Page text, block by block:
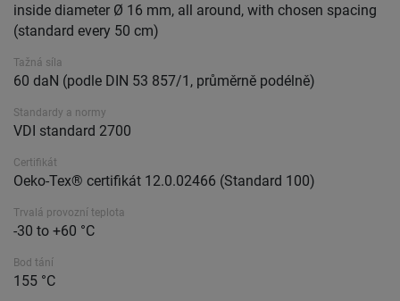
inside diameter Ø 16 mm, all around, with chosen spacing
(standard every 50 cm)
Tažná síla
60 daN (podle DIN 53 857/1, průměrně podélně)
Standardy a normy
VDI standard 2700
Certifikát
Oeko-Tex® certifikát 12.0.02466 (Standard 100)
Trvalá provozní teplota
-30 to +60 °C
Bod tání
155 °C